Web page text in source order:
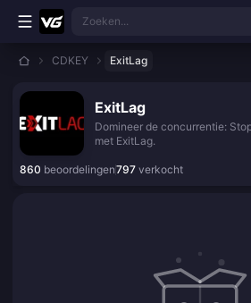
Ga direct naar de hoofdinhoud
Zoeken...
CDKEY ExitLag
ExitLag
Domineer de concurrentie:
met ExitLag.
860 beoordelingen797 verkocht